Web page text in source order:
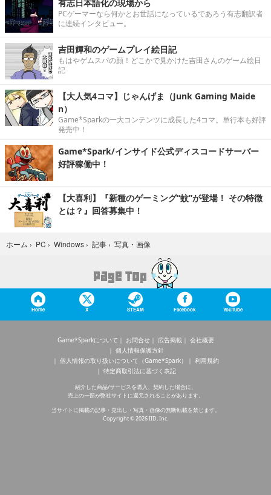
有志日本語化の現場から
PCゲーマーなら何かとお世話になっているであろう有志翻訳者
に連続インタビュー。
吉田輝和のゲームプレイ絵日記
もはやゲムスパの顔！どこかで見かけた吉田さんのゲーム絵日
記
【大人気4コマ】じゃんげま（Junk Gaming Maide
n）
Game*Sparkの一大コンテンツに成長した4コマ。単行本も好評
発売中！
Game*Spark/インサイド公式ディスコードサーバー
好評稼働中！
【大喜利】『新種のゲーミング“蚊”が登場！ その特徴
とは？』回答募集中！
ホーム › PC › Windows › 記事 › 写真・画像
Home X STEAM Facebook YouTube
Game*Sparkについて お問合せ 広告掲載
会社概要
個人情報保護方針
個人情報の取り扱いについて（Game*Spark）
利用規約
特定商取引法に基づく表記
紹介した商品/サービスを購入、契約した場合に、
売上の一部が弊社サイトに還元されることがあります。
当サイトに掲載の記事・見出し・写真・画像の無断転載を禁じます。
Copyright © 2026 IID, Inc.